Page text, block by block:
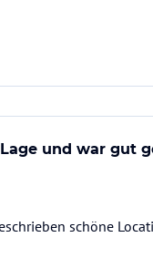
und war gut
schöne